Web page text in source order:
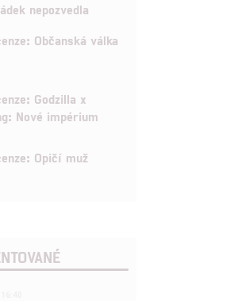
nepozvedla
Občanská válka
Godzilla x
Nové impérium
Opičí muž